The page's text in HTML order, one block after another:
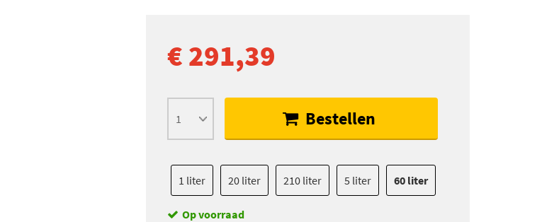
€ 291,39
Bestellen
1 liter 20 liter 210 liter 5 liter 60 liter
Op voorraad